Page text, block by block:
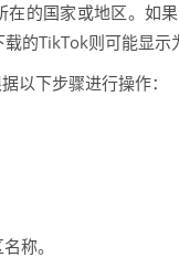
的国家或地区。如
的TikTok则可能显示
以下步骤进行操作：
称。